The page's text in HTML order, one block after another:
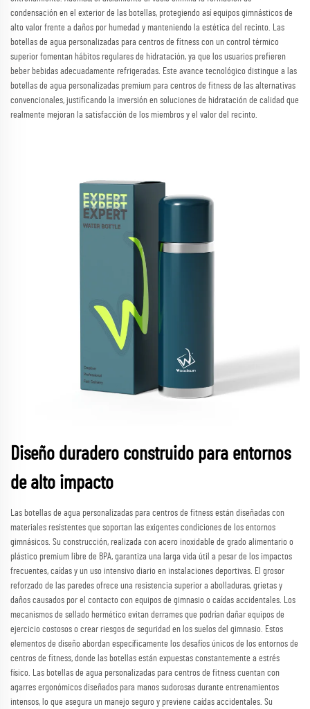
condensación en el exterior de las botellas, protegiendo así equipos gimnásticos de
alto valor frente a daños por humedad y manteniendo la estética del recinto. Las
botellas de agua personalizadas para centros de fitness con un control térmico
superior fomentan hábitos regulares de hidratación, ya que los usuarios prefieren
beber bebidas adecuadamente refrigeradas. Este avance tecnológico distingue a las
botellas de agua personalizadas premium para centros de fitness de las alternativas
convencionales, justificando la inversión en soluciones de hidratación de calidad que
realmente mejoran la satisfacción de los miembros y el valor del recinto.
Diseño duradero construido para entornos
de alto impacto
Las botellas de agua personalizadas para centros de fitness están diseñadas con
materiales resistentes que soportan las exigentes condiciones de los entornos
gimnásicos. Su construcción, realizada con acero inoxidable de grado alimentario o
plástico premium libre de BPA, garantiza una larga vida útil a pesar de los impactos
frecuentes, caídas y un uso intensivo diario en instalaciones deportivas. El grosor
reforzado de las paredes ofrece una resistencia superior a abolladuras, grietas y
daños causados por el contacto con equipos de gimnasio o caídas accidentales. Los
mecanismos de sellado hermético evitan derrames que podrían dañar equipos de
ejercicio costosos o crear riesgos de seguridad en los suelos del gimnasio. Estos
elementos de diseño abordan específicamente los desafíos únicos de los entornos de
centros de fitness, donde las botellas están expuestas constantemente a estrés
físico. Las botellas de agua personalizadas para centros de fitness cuentan con
agarres ergonómicos diseñados para manos sudorosas durante entrenamientos
intensos, lo que asegura un manejo seguro y previene caídas accidentales. Su